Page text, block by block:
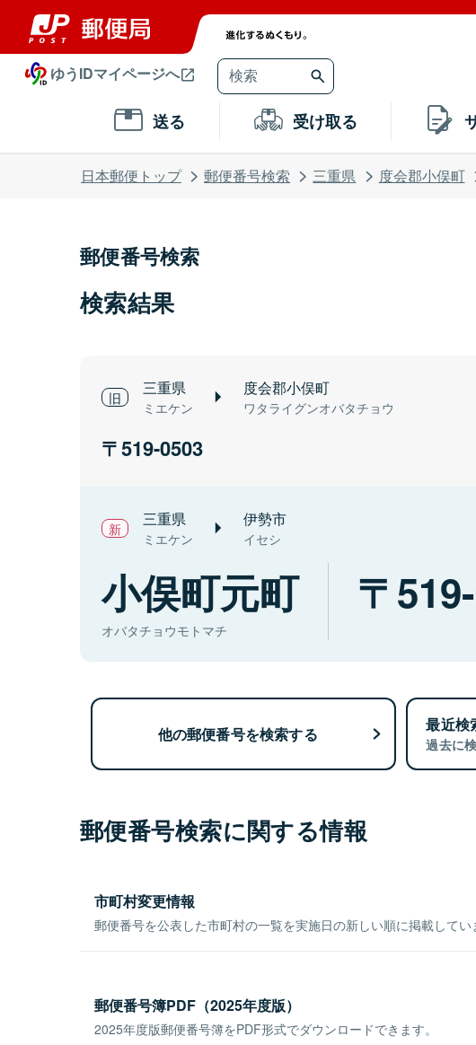
ゆうIDマイページへ
送る 受け取る
日本郵便トップ 郵便番号検索 三重県 度会郡小俣町
郵便番号検索
検索結果
三重県
ミエケン
度会郡小俣町
ワタライグンオバタチョウ
519-0503
三重県
ミエケン
伊勢市
イセシ
小俣町元町
オバタチョウモトマチ
他の郵便番号を検索する 最近検
過去に
郵便番号検索に関する情報
市町村変更情報
郵便番号を公表した市町村の一覧を実施日の新しい順に掲載してい
郵便番号簿PDF（2025年度版）
2025年度版郵便番号簿をPDF形式でダウンロードできます。